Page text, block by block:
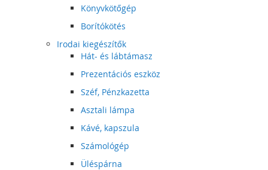
Könyvkötőgép
Borítókötés
Irodai kiegészítők
Hát- és lábtámasz
Prezentációs eszköz
Széf, Pénzkazetta
Asztali lámpa
Kávé, kapszula
Számológép
Üléspárna